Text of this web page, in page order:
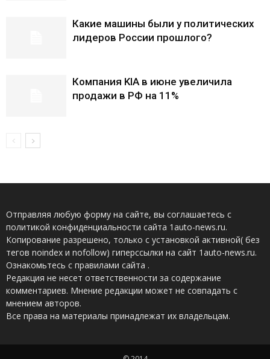
Какие машины были у политических
лидеров России прошлого?
Компания KIA в июне увеличила
продажи в РФ на 11%
Отправляя любую форму на сайте, вы соглашаетесь с
политикой конфиденциальности сайта 1auto-news.ru.
Копирование разрешено, только с установкой активной( без
тегов noindex и nofollow) гиперссылки на сайт 1auto-news.ru.
Ознакомьтесь с правилами сайта .
Редакция не несет ответственности за содержание
комментариев. Мнение редакции может не совпадать с
мнением авторов.
Все права на материалы принадлежат их владельцам.